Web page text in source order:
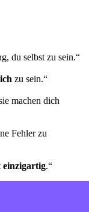
du selbst zu sein.“
zu sein.“
machen dich
Fehler zu
einzigartig.“